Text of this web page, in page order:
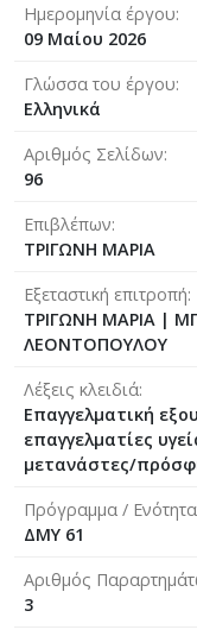
Ημερομηνία έργου
09 Μαίου 2026
Γλώσσα του έργου
Ελληνικά
Αριθμός Σελίδων
96
Επιβλέπων
ΤΡΙΓΩΝΗ ΜΑΡΙΑ
Εξεταστική επιτροπή
ΤΡΙΓΩΝΗ ΜΑΡΙΑ |
ΛΕΟΝΤΟΠΟΥΛΟΥ
Λέξεις κλειδιά
Επαγγελματική
επαγγελματίες
μετανάστες/
Πρόγραμμα / Ενότητα
ΔΜΥ 61
Αριθμός
3